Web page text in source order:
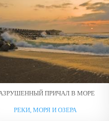
ПРИЧАЛ В МОРЕ
РЕКИ, МОРЯ И ОЗЕРА